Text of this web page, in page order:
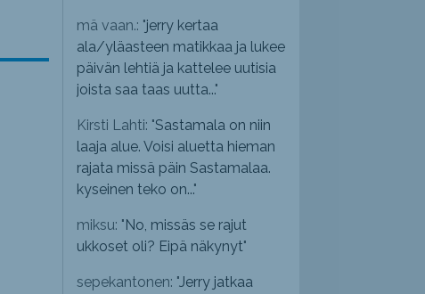
mä vaan.: "jerry kertaa
ala/yläasteen matikkaa ja lukee
päivän lehtiä ja kattelee uutisia
joista saa taas uutta..."
Kirsti Lahti: "Sastamala on niin
laaja alue. Voisi aluetta hieman
rajata missä päin Sastamalaa.
kyseinen teko on..."
miksu: " No, missäs se rajut
ukkoset oli? Eipä näkynyt"
sepekantonen: "Jerry jatkaa